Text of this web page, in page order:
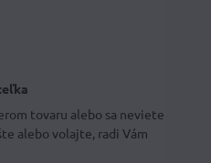
tovaru alebo sa neviete
alebo volajte, radi Vám